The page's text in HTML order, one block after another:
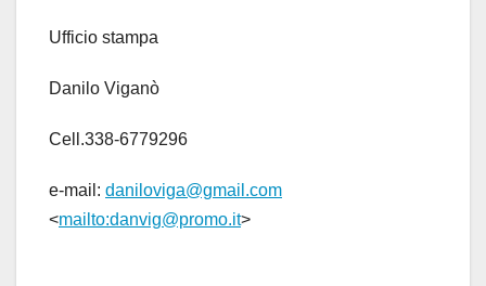
Ufficio stampa
Danilo Viganò
Cell.338-6779296
e-mail: daniloviga@gmail.com
<mailto:danvig@promo.it>